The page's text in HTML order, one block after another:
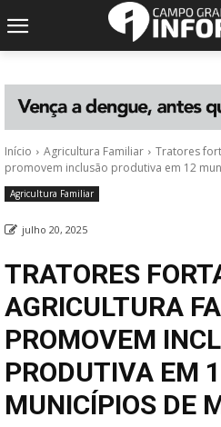
Início Agricultura Familiar
Tratores
promovem inclusão produtiva em 12
Agricultura Familiar
julho 20, 2025
TRATORES
AGRICULTURA
PROMOVEM
PRODUTIVA EM
MUNICÍPIOS DE